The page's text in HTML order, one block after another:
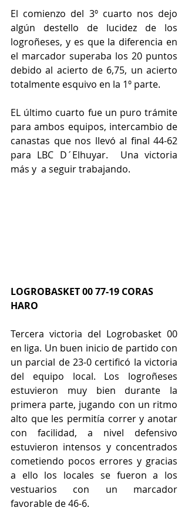
El comienzo del 3º cuarto nos dejo
algún destello de lucidez de los
logroñeses, y es que la diferencia en
el marcador superaba los 20 puntos
debido al acierto de 6,75, un acierto
totalmente esquivo en la 1º parte.
EL último cuarto fue un puro trámite
para ambos equipos, intercambio de
canastas que nos llevó al final 44-62
para LBC D´Elhuyar.  Una victoria
más y  a seguir trabajando.
LOGROBASKET 00 77-19 CORAS
HARO
Tercera victoria del Logrobasket 00
en liga. Un buen inicio de partido con
un parcial de 23-0 certificó la victoria
del equipo local. Los logroñeses
estuvieron muy bien durante la
primera parte, jugando con un ritmo
alto que les permitía correr y anotar
con facilidad, a nivel defensivo
estuvieron intensos y concentrados
cometiendo pocos errores y gracias
a ello los locales se fueron a los
vestuarios con un marcador
favorable de 46-6.